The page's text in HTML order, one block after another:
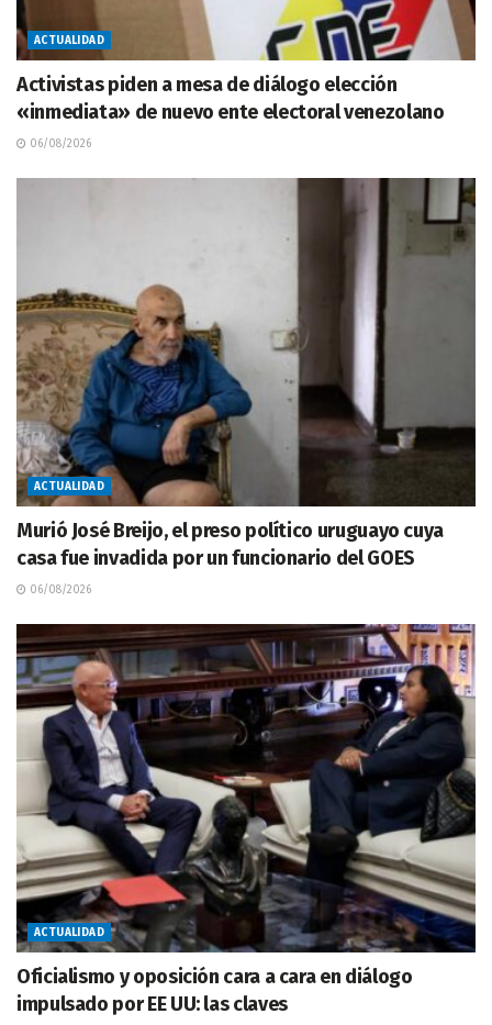
ACTUALIDAD
Activistas piden a mesa de diálogo elección
«inmediata» de nuevo ente electoral venezolano
06/08/2026
ACTUALIDAD
Murió José Breijo, el preso político uruguayo cuya
casa fue invadida por un funcionario del GOES
06/08/2026
ACTUALIDAD
Oficialismo y oposición cara a cara en diálogo
impulsado por EE UU: las claves